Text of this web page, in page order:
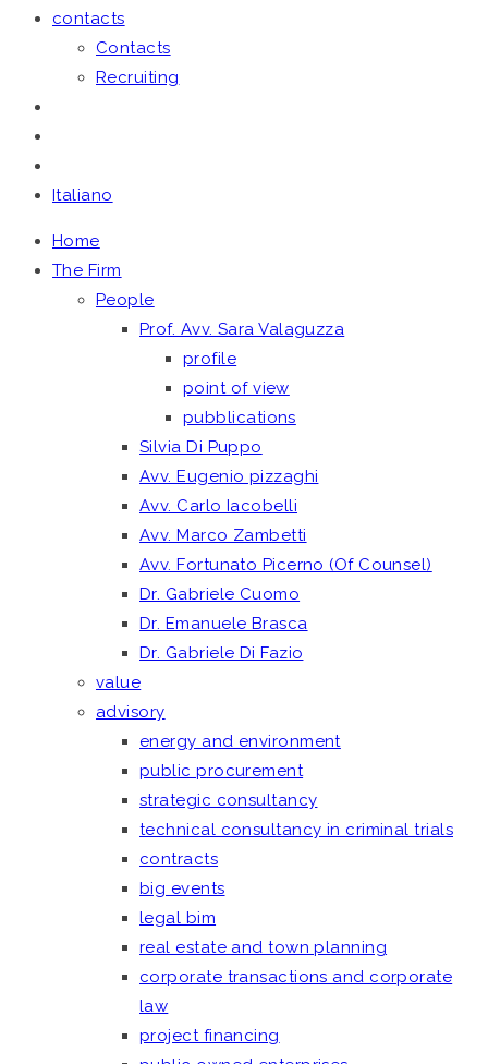
contacts
Contacts
Recruiting
Italiano
Home
The Firm
People
Prof. Avv. Sara Valaguzza
profile
point of view
pubblications
Silvia Di Puppo
Avv. Eugenio pizzaghi
Avv. Carlo Iacobelli
Avv. Marco Zambetti
Avv. Fortunato Picerno (Of Counsel)
Dr. Gabriele Cuomo
Dr. Emanuele Brasca
Dr. Gabriele Di Fazio
value
advisory
energy and environment
public procurement
strategic consultancy
technical consultancy in criminal trials
contracts
big events
legal bim
real estate and town planning
corporate transactions and corporate
law
project financing